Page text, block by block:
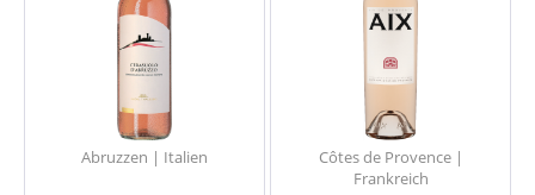
Abruzzen | Italien
Côtes de Provence |
Frankreich